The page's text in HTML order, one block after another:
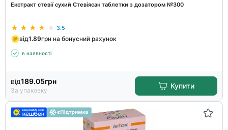
Екстракт стевії сухий Стевіясан таблетки з дозатором №300
3.5
від1.89грн на бонусний рахунок
в наявності
від189.05грн
За упаковку
Купити